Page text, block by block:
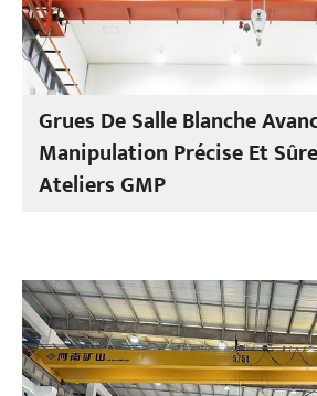
Grues De Salle Blanche
Manipulation Précise Et
Ateliers GMP